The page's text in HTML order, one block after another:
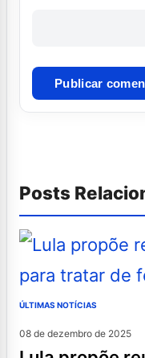
Posts
ÚLTIMAS NOTÍCIAS
08 de dezembro de 2025